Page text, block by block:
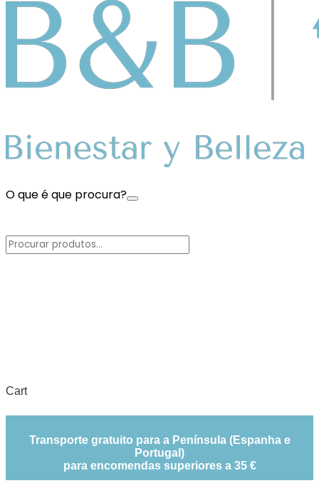
O que é que procura?
Cart
Transporte gratuito para a Península (Espanha e
Portugal)
para encomendas superiores a 35 €